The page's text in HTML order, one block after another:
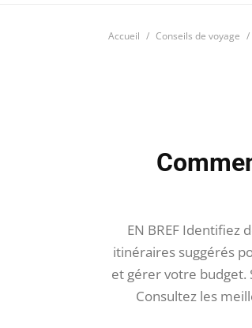
Accueil Conseils de voyage
EN BREF Identifiez
itinéraires suggérés
et gérer votre budget.
Consultez les